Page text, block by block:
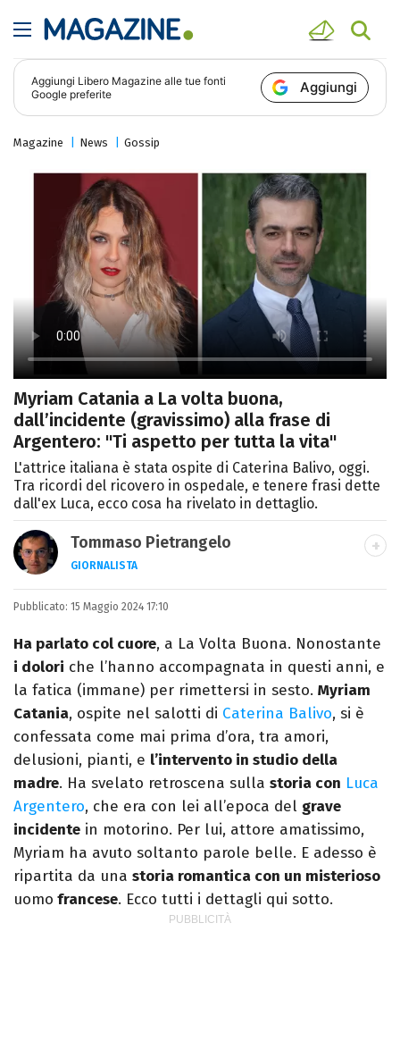
Aggiungi Libero Magazine alle tue fonti
Google preferite
Aggiungi
Magazine News Gossip
Myriam Catania a La volta buona,
dall’incidente (gravissimo) alla frase di
Argentero: "Ti aspetto per tutta la vita"
L'attrice italiana è stata ospite di Caterina Balivo, oggi.
Tra ricordi del ricovero in ospedale, e tenere frasi dette
dall'ex Luca, ecco cosa ha rivelato in dettaglio.
Tommaso Pietrangelo
GIORNALISTA
Autore, giornalista, cantautore. Laureato in
Letterature Straniere, è appassionato di
cinema, poesia e Shakespeare. Scrive
canzoni e ama i gatti.
Pubblicato: 15 Maggio 2024 17:10
Ha parlato col cuore, a La Volta Buona. Nonostante
i dolori che l’hanno accompagnata in questi anni, e
la fatica (immane) per rimettersi in sesto. Myriam
Catania, ospite nel salotti di Caterina Balivo, si è
confessata come mai prima d’ora, tra amori,
delusioni, pianti, e l’intervento in studio della
madre. Ha svelato retroscena sulla storia con Luca
Argentero, che era con lei all’epoca del grave
incidente in motorino. Per lui, attore amatissimo,
Myriam ha avuto soltanto parole belle. E adesso è
ripartita da una storia romantica con un misterioso
uomo francese. Ecco tutti i dettagli qui sotto.